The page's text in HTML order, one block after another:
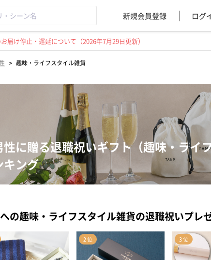
新規会員登録 ログ
け停止・遅延について（2026年7月29日更新）
> 趣味・ライフスタイル雑貨
性に贈る退職祝いギフト（趣味・ライ
キング
の趣味・ライフスタイル雑貨の退職祝いプレ